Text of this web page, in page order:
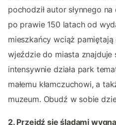
pochodził autor słynnego
po prawie 150 latach od
mieszkańcy wciąż
wjeździe do miasta znajduje
intensywnie działa park
małemu kłamczuchowi, a
muzeum. Obudź w sobie
2. Przejdź się śladami